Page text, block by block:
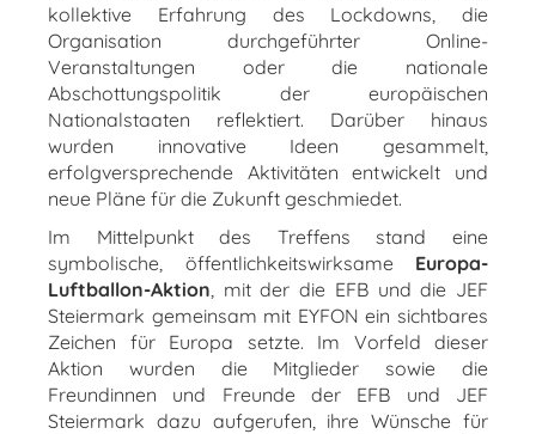
kollektive Erfahrung des Lockdowns, die
Organisation durchgeführter Online-
Veranstaltungen oder die nationale
Abschottungspolitik der europäischen
Nationalstaaten reflektiert. Darüber hinaus
wurden innovative Ideen gesammelt,
erfolgversprechende Aktivitäten entwickelt und
neue Pläne für die Zukunft geschmiedet.
Im Mittelpunkt des Treffens stand eine
symbolische, öffentlichkeitswirksame Europa-
Luftballon-Aktion, mit der die EFB und die JEF
Steiermark gemeinsam mit EYFON ein sichtbares
Zeichen für Europa setzte. Im Vorfeld dieser
Aktion wurden die Mitglieder sowie die
Freundinnen und Freunde der EFB und JEF
Steiermark dazu aufgerufen, ihre Wünsche für